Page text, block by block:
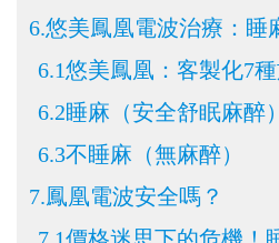
6.悠美鳳凰電波治療：睡
6.1悠美鳳凰：客製化7
6.2睡麻（安全舒眠麻醉）
6.3不睡麻（無麻醉）
7.鳳凰電波安全嗎？